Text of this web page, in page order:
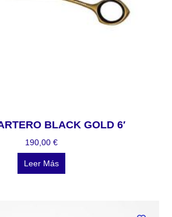
BLACK GOLD 6′
190,00 €
Leer Más